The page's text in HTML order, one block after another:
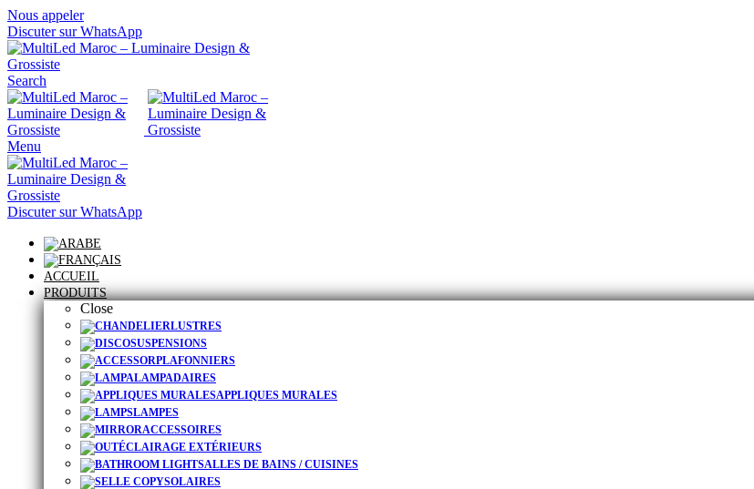
Nous appeler
Discuter sur WhatsApp
Search
Menu
Discuter sur WhatsApp
ACCUEIL
PRODUITS
Close
LUSTRES
SUSPENSIONS
PLAFONNIERS
LAMPADAIRES
APPLIQUES MURALES
LAMPES
ACCESSOIRES
ÉCLAIRAGE EXTÉRIEURS
SALLES DE BAINS / CUISINES
SOLAIRES